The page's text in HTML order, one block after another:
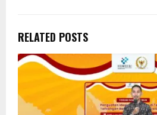
RELATED POSTS